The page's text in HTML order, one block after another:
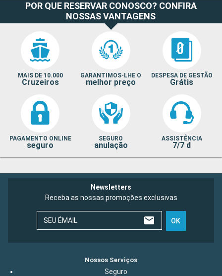
POR QUE RESERVAR CONOSCO? CONFIRA
NOSSAS VANTAGENS
MAIS DE 10.000
Cruzeiros
GARANTIMOS-LHE O
melhor preço
DESPESA DE GESTÃO
Grátis
PAGAMENTO ONLINE
seguro
SEGURO
anulação
ASSISTÊNCIA
7/7 d
Newsletters
Receba as nossas promoções exclusivas
SEU ÉMAIL OK
Nossos Serviços
Seguro